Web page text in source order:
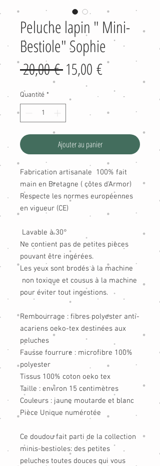
Peluche lapin " Mini-
Bestiole" Sophie
20,00 € Prix
original
15,00 €Prix
promotionnel
Quantité *
Ajouter au panier
Fabrication artisanale 100% fait
main en Bretagne ( côtes d'Armor)
Respecte les normes européennes
en vigueur (CE)
Lavable à 30°
Ne contient pas de petites pièces
pouvant être ingérées.
Les yeux sont brodés à la machine
non toxique et cousus à la machine
pour éviter tout ingestions.
Rembourrage : fibres polyester anti-
acariens oeko-tex destinées aux
peluches
Fausse fourrure : microfibre 100%
polyester
Tissus 100% coton oeko tex
Taille : environ 15 centimètres
Couleurs : jaune moutarde et blanc
Pièce Unique numérotée
Ce doudou fait parti de la collection
minis-bestioles: des petites
peluches toutes douces qui vous